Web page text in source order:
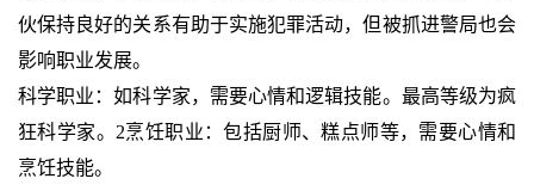
伙保持良好的关系有助于实施犯罪活动，但被抓进警局也会
影响职业发展。
科学职业：如科学家，需要心情和逻辑技能。最高等级为疯
狂科学家。2烹饪职业：包括厨师、糕点师等，需要心情和
烹饪技能。